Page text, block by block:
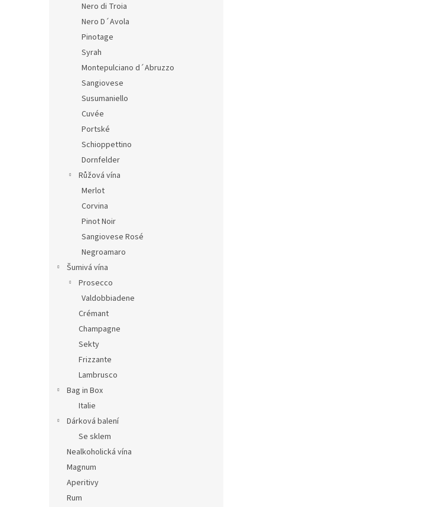
Nero di Troia
Nero D´Avola
Pinotage
Syrah
Montepulciano d´Abruzzo
Sangiovese
Susumaniello
Cuvée
Portské
Schioppettino
Dornfelder
Růžová vína
Merlot
Corvina
Pinot Noir
Sangiovese Rosé
Negroamaro
Šumivá vína
Prosecco
Valdobbiadene
Crémant
Champagne
Sekty
Frizzante
Lambrusco
Bag in Box
Italie
Dárková balení
Se sklem
Nealkoholická vína
Magnum
Aperitivy
Rum